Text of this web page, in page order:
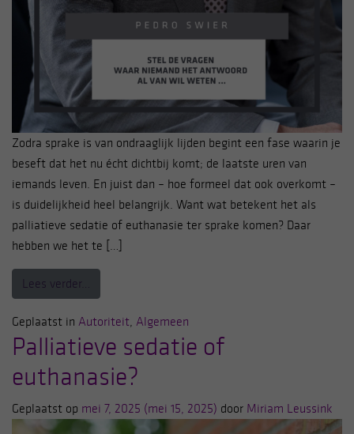
Zodra sprake is van ondraaglijk lijden begint een fase waarin je
beseft dat het nu écht dichtbij komt; de laatste uren van
iemands leven. En juist dan – hoe formeel dat ook overkomt –
is duidelijkheid heel belangrijk. Want wat betekent het als
palliatieve sedatie of euthanasie ter sprake komen? Daar
hebben we het te […]
Lees verder…
Geplaatst in Autoriteit, Algemeen
Palliatieve sedatie of
euthanasie?
Geplaatst op mei 7, 2025 (mei 15, 2025) door Miriam Leussink